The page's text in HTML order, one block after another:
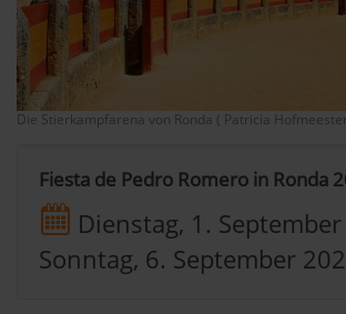
Die Stierkampfarena von Ronda ( Patricia
Fiesta de Pedro Romero in Ronda
Dienstag, 1.
Sonntag, 6. September